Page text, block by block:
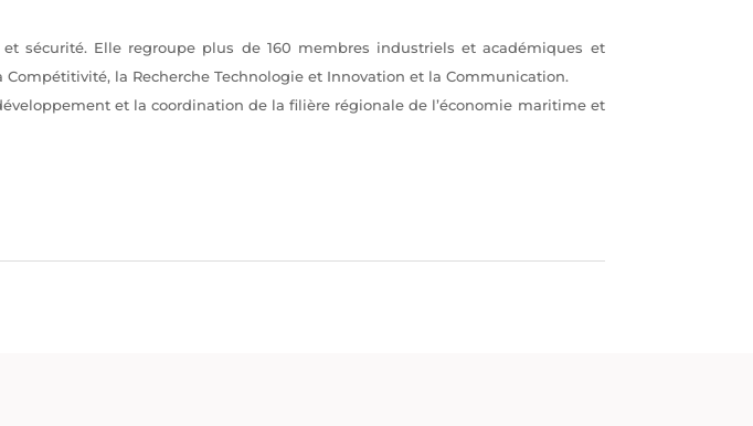
sécurité. Elle regroupe plus de 160 membres industriels et académiques et
la Recherche Technologie et Innovation et la Communication.
et la coordination de la filière régionale de l’économie maritime et